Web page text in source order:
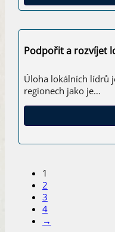
Podpořit a rozvíjet
Úloha lokálních lídrů
regionech jako je…
1
2
3
4
→